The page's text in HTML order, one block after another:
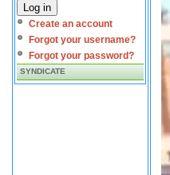
Log in
Create an account
Forgot your username?
Forgot your password?
SYNDICATE